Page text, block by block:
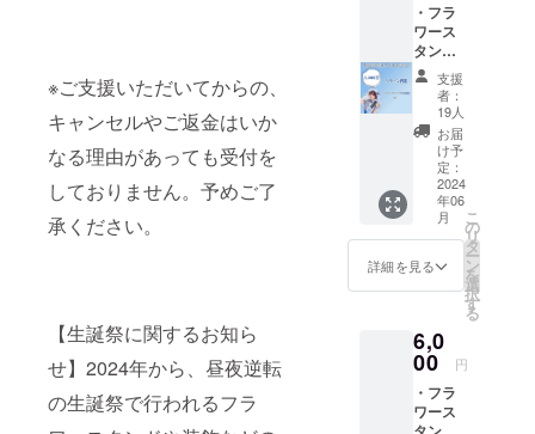
※ご支援いただいてからの、
キャンセルやご返金はいか
なる理由があっても受付を
しておりません。予めご了
承ください。
【生誕祭に関するお知ら
せ】2024年から、昼夜逆転
の生誕祭で行われるフラ
・フラ
ワース
タンド
への名
前掲載
（小）
当日会
場にあ
るフラ
ワース
タンド
に生誕
祭支援
者とし
てお名
前を掲
ていた
だきま
す。 備
考欄に
記載希
支援
者：
19人
お届
け予
定：
2024
年06
月
詳細を見る
こ
の
リ
タ
ー
ン
を
選
択
す
る
6,0
00 円
・フラ
ワース